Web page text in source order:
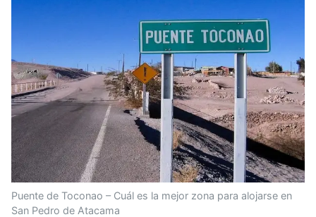
Puente de Toconao – Cuál es la mejor zona para alojarse en
San Pedro de Atacama